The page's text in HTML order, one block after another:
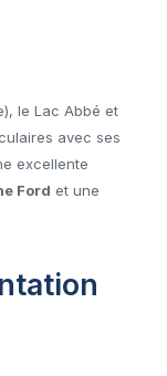
le Lac Abbé et
avec ses
excellente
Ford et une